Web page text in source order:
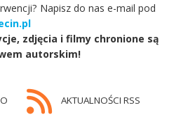
Napisz do nas e-mail pod
zdjęcia i filmy chronione są
autorskim!
AKTUALNOŚCI RSS